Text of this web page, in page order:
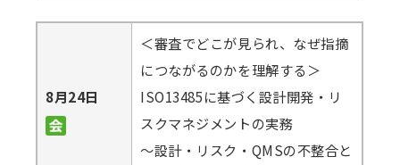
8月24日
＜審査でどこが見られ、なぜ指摘
につながるのかを理解する＞
ISO13485に基づく設計開発・リ
スクマネジメントの実務
～設計・リスク・QMSの不整合と